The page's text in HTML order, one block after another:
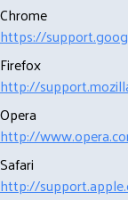
Chrome
https://
Firefox
http://
Opera
http://
Safari
http://